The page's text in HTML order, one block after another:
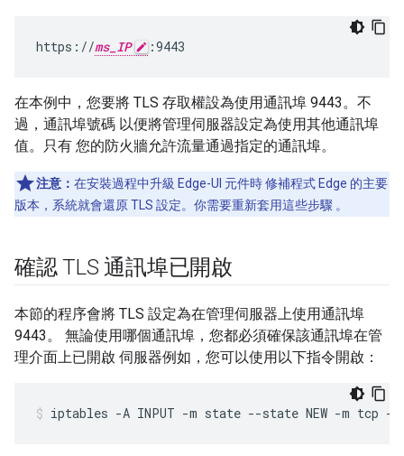
https://ms_IP :9443
在本例中，您要將 TLS 存取權設為使用通訊埠 9443。不
過，通訊埠號碼 以便將管理伺服器設定為使用其他通訊埠
值。只有 您的防火牆允許流量通過指定的通訊埠。
注意： 在安裝過程中升級 Edge-UI 元件時 修補程式 Edge 的主要
版本，系統就會還原 TLS 設定。你需要重新套用這些步驟 。
確認 TLS 通訊埠已開啟
本節的程序會將 TLS 設定為在管理伺服器上使用通訊埠
9443。 無論使用哪個通訊埠，您都必須確保該通訊埠在管
理介面上已開啟 伺服器例如，您可以使用以下指令開啟：
iptables -A INPUT -m state --state NEW -m tcp -